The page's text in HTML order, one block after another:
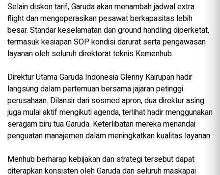
Selain diskon tarif, Garuda akan menambah jadwal extra
flight dan mengoperasikan pesawat berkapasitas lebih
besar. Standar keselamatan dan ground handling diperketat,
termasuk kesiapan SOP kondisi darurat serta pengawasan
layanan oleh seluruh direktorat teknis Kemenhub.
Direktur Utama Garuda Indonesia Glenny Kairupan hadir
langsung dalam pertemuan bersama jajaran petinggi
perusahaan. Dilansir dari sosmed apron, dua direktur asing
juga mulai aktif mengikuti agenda, terlihat hadir menggunakan
seragam biru tua Garuda. Keterlibatan mereka menandai
penguatan manajemen dalam meningkatkan kualitas layanan.
Menhub berharap kebijakan dan strategi tersebut dapat
diterapkan konsisten oleh Garuda dan seluruh maskapai